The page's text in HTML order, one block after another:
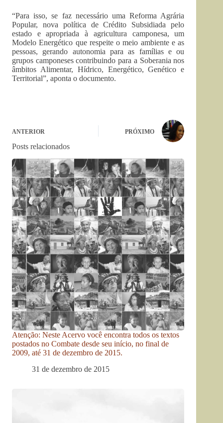
“Para isso, se faz necessário uma Reforma Agrária
Popular, nova política de Crédito Subsidiada pelo
estado e apropriada à agricultura camponesa, um
Modelo Energético que respeite o meio ambiente e as
pessoas, gerando autonomia para as famílias e ou
grupos camponeses contribuindo para a Soberania nos
âmbitos Alimentar, Hídrico, Energético, Genético e
Territorial”, aponta o documento.
ANTERIOR PRÓXIMO
Posts relacionados
Atenção: Neste Acervo você encontra todos os textos
postados no Combate desde seu início, no final de
2009, até 31 de dezembro de 2015.
31 de dezembro de 2015